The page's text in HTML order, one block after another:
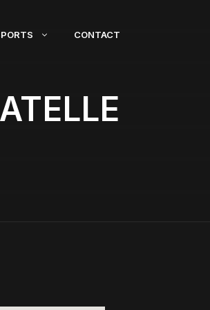
CONTACT